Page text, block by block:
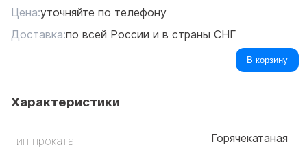
Цена:уточняйте по телефону
Доставка:по всей России и в страны СНГ
В корзину
Характеристики
Тип проката Горячекатаная